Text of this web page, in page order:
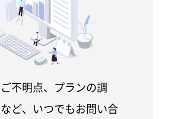
不明点、プランの調
ど、いつでもお問い合